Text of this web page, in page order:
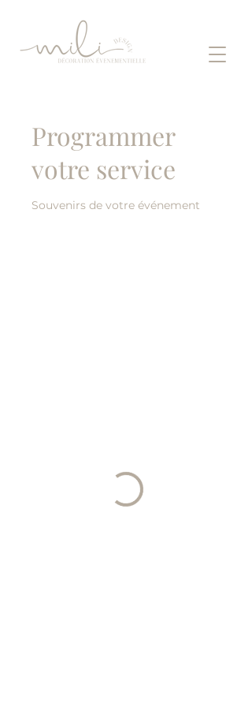
Programmer
votre service
Souvenirs de votre événement